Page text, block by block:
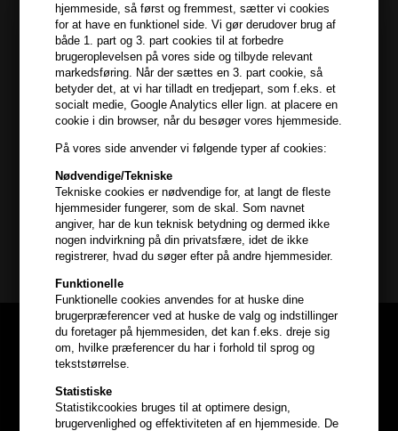
hjemmeside, så først og fremmest, sætter vi cookies
for at have en funktionel side. Vi gør derudover brug af
både 1. part og 3. part cookies til at forbedre
brugeroplevelsen på vores side og tilbyde relevant
markedsføring. Når der sættes en 3. part cookie, så
betyder det, at vi har tilladt en tredjepart, som f.eks. et
socialt medie, Google Analytics eller lign. at placere en
cookie i din browser, når du besøger vores hjemmeside.
På vores side anvender vi følgende typer af cookies:
Nødvendige/Tekniske
Tekniske cookies er nødvendige for, at langt de fleste
hjemmesider fungerer, som de skal. Som navnet
angiver, har de kun teknisk betydning og dermed ikke
nogen indvirkning på din privatsfære, idet de ikke
registrerer, hvad du søger efter på andre hjemmesider.
Funktionelle
Funktionelle cookies anvendes for at huske dine
brugerpræferencer ved at huske de valg og indstillinger
du foretager på hjemmesiden, det kan f.eks. dreje sig
om, hvilke præferencer du har i forhold til sprog og
tekststørrelse.
Statistiske
Statistikcookies bruges til at optimere design,
brugervenlighed og effektiviteten af en hjemmeside. De
Angel Rinse conditioner efterlader håret blødt og beskyttet.
Angelicarod kontrollerer stresset hår, og mælkeproteiner
reparerer fint hår, der er farvet eller kemisk behandlet. Fri for
parabener.
Sådan bruger du Kevin Murphy Angel Rinse
- vask håret med Angel Wash
- skyl håret grundigt
Indhold : 250ml
Kevin Murphy
Kevin Murphy
Mængderabat
20% rabat ved køb af 2 stk
30% rabat ved køb af 3 eller flere
(Gælder ikke duo-sæt, sæt, sampakker,
1000ml samt produkter mærket med
"Hair247pris")